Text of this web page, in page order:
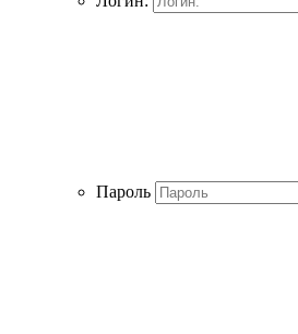
Пароль